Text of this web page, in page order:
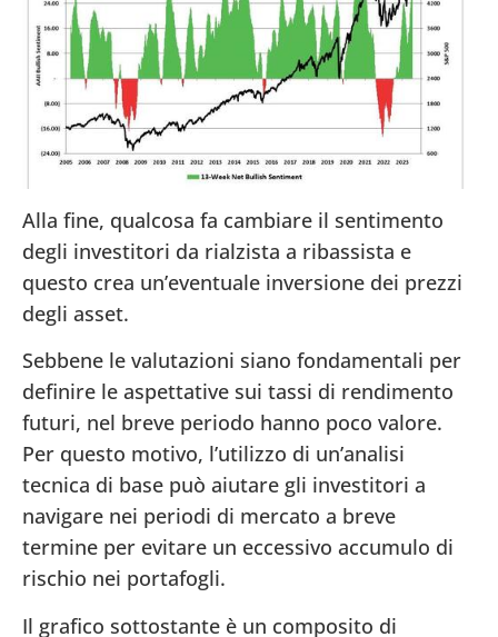
Alla fine, qualcosa fa cambiare il sentimento
degli investitori da rialzista a ribassista e
questo crea un’eventuale inversione dei prezzi
degli asset.
Sebbene le valutazioni siano fondamentali per
definire le aspettative sui tassi di rendimento
futuri, nel breve periodo hanno poco valore.
Per questo motivo, l’utilizzo di un’analisi
tecnica di base può aiutare gli investitori a
navigare nei periodi di mercato a breve
termine per evitare un eccessivo accumulo di
rischio nei portafogli.
Il grafico sottostante è un composito di